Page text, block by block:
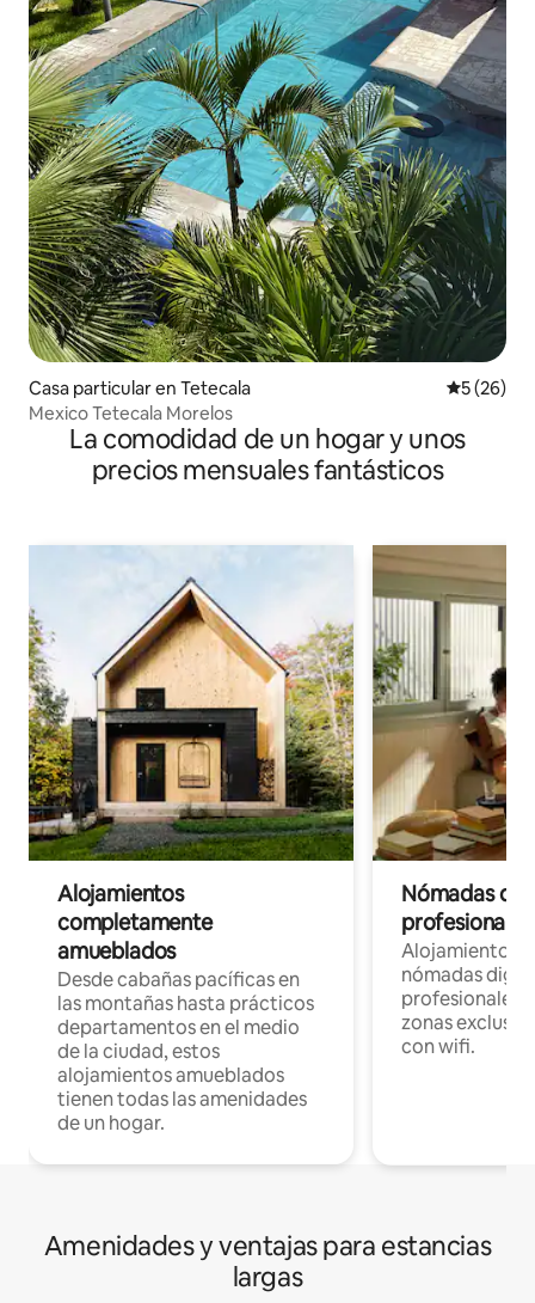
Casa particular en Tetecala
5 (26)
Mexico Tetecala Morelos
La comodidad de un hogar y unos
precios mensuales fantásticos
Alojamientos
completamente
amueblados
Desde cabañas pacíficas en
las montañas hasta prácticos
departamentos en el medio
de la ciudad, estos
alojamientos amueblados
tienen todas las amenidades
de un hogar.
Nómadas
Alojamientos
nómadas
profesionales
zonas
con wifi.
Amenidades y ventajas para estancias
largas